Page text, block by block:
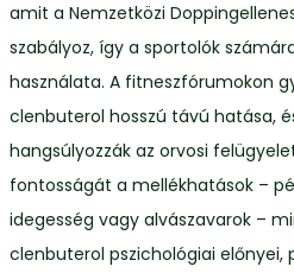
amit a Nemzetközi
szabályoz, így a sportolók
használata. A fitneszfórumokon
clenbuterol hosszú távú hatása,
hangsúlyozzák az orvosi
fontosságát a mellékhatások –
idegesség vagy alvászavarok –
clenbuterol pszichológiai